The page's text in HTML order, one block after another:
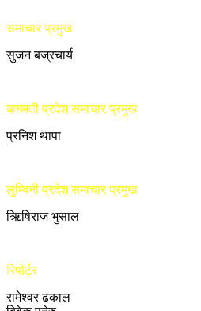
समाचार प्रमुख
सुजन बज्रचार्य
बागमती प्रदेश समाचार प्रमुख
प्रनिश थापा
लुम्बिनी प्रदेश समाचार प्रमुख
ऋिषिराज भुसाल
रिपोर्टर
रामेश्वर ढकाल